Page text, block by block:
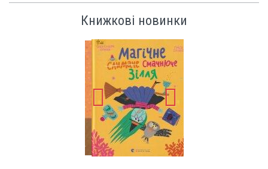
Книжкові новинки